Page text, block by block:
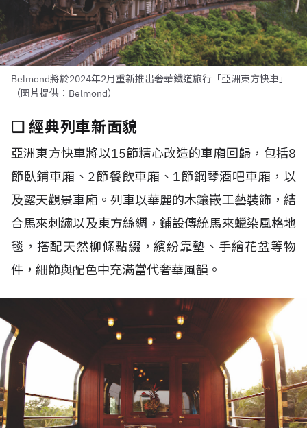
Belmond將於2024年2月重新推出奢華鐵道旅行「亞洲東方快車」
（圖片提供：Belmond）
❏ 經典列車新面貌
亞洲東方快車將以15節精心改造的車廂回歸，包括8
節臥鋪車廂、2節餐飲車廂、1節鋼琴酒吧車廂，以
及露天觀景車廂。列車以華麗的木鑲嵌工藝裝飾，結
合馬來刺繡以及東方絲綢，鋪設傳統馬來蠟染風格地
毯，搭配天然柳條點綴，繽紛靠墊、手繪花盆等物
件，細節與配色中充滿當代奢華風韻。